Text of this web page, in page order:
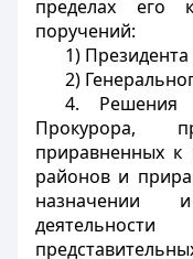
пределах его
поручений:
1) Президента
2)
4. Решения
Прокурора,
приравненных к
районов и
назначении
деятельности